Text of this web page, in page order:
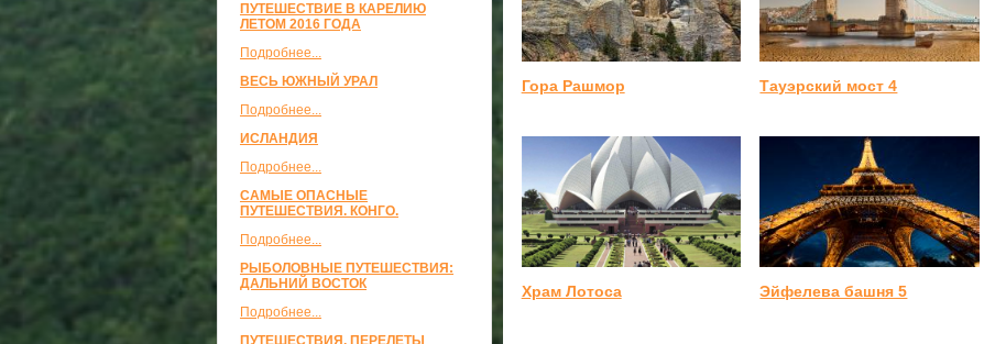
ПУТЕШЕСТВИЕ В КАРЕЛИЮ
ЛЕТОМ 2016 ГОДА
Подробнее...
ВЕСЬ ЮЖНЫЙ УРАЛ
Подробнее...
ИСЛАНДИЯ
Подробнее...
САМЫЕ ОПАСНЫЕ
ПУТЕШЕСТВИЯ. КОНГО.
Подробнее...
РЫБОЛОВНЫЕ ПУТЕШЕСТВИЯ:
ДАЛЬНИЙ ВОСТОК
Подробнее...
ПУТЕШЕСТВИЯ, ПЕРЕЛЕТЫ
Гора Рашмор Тауэрский мост 4
Храм Лотоса Эйфелева башня 5